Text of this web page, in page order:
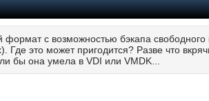
с возможностью бэкапа свободного
это может пригодится? Разве что
бы она умела в VDI или VMDK...